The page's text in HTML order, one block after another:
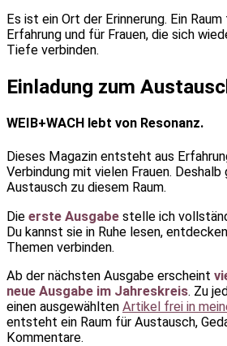
Es ist ein Ort der Erinnerung. Ein
Erfahrung und für Frauen, die sich
Tiefe verbinden.
Einladung zum
WEIB+WACH lebt von Resonanz.
Dieses Magazin entsteht aus
Verbindung mit vielen Frauen.
Austausch zu diesem Raum.
Die erste Ausgabe stelle ich
Du kannst sie in Ruhe lesen,
Themen verbinden.
Ab der nächsten Ausgabe erscheint
neue Ausgabe im Jahreskreis. Zu
einen ausgewählten Artikel frei in
entsteht ein Raum für Austausch,
Kommentare.